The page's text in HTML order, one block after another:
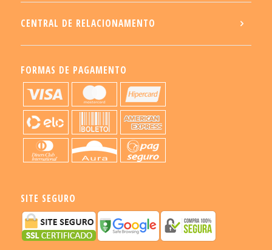
CENTRAL DE RELACIONAMENTO
FORMAS DE PAGAMENTO
SITE SEGURO